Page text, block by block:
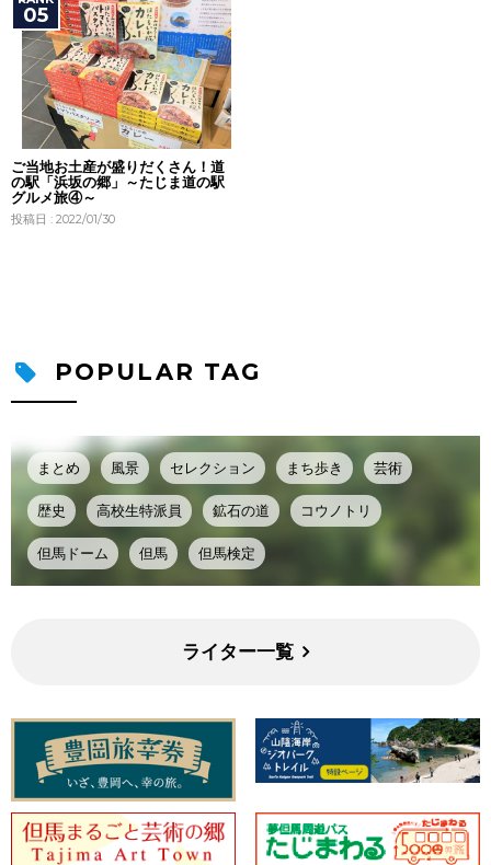
ご当地お土産が盛りだくさん！道
の駅「浜坂の郷」～たじま道の駅
グルメ旅④～
投稿日 : 2022/01/30
POPULAR TAG
まとめ 風景 セレクション まち歩き 芸術
歴史 高校生特派員 鉱石の道 コウノトリ
但馬ドーム 但馬 但馬検定
ライター一覧